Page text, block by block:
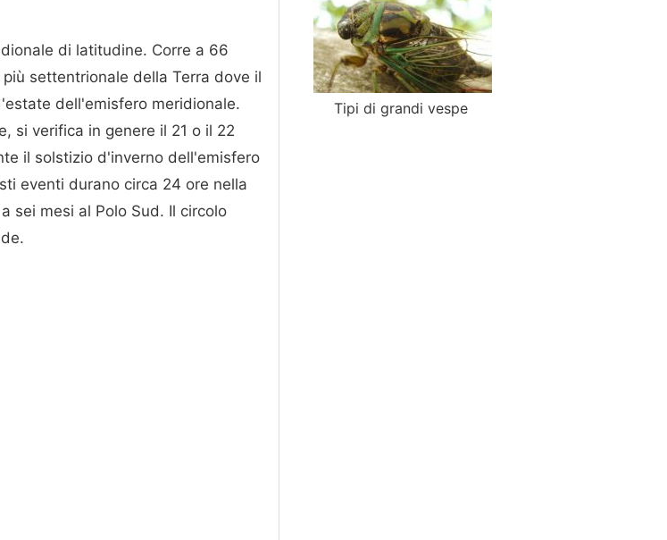
di latitudine. Corre a 66
settentrionale della Terra dove il
dell'emisfero meridionale.
si verifica in genere il 21 o il 22
il solstizio d'inverno dell'emisfero
eventi durano circa 24 ore nella
sei mesi al Polo Sud. Il circolo
Tipi di grandi vespe